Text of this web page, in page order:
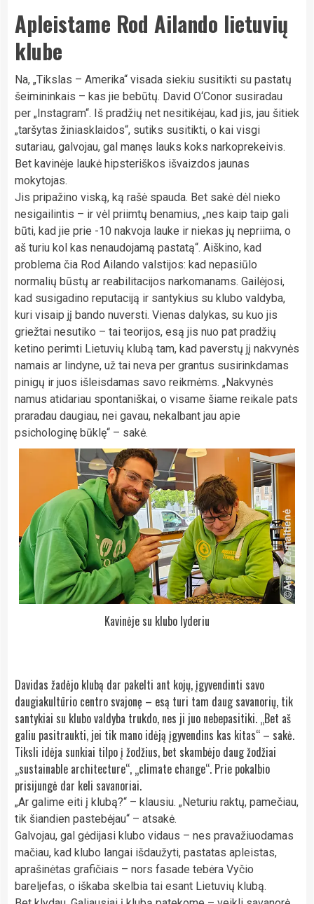
Apleistame Rod Ailando lietuvių
klube
Na, „Tikslas – Amerika“ visada siekiu susitikti su pastatų
šeimininkais – kas jie bebūtų. David O‘Conor susiradau
per „Instagram“. Iš pradžių net nesitikėjau, kad jis, jau šitiek
„taršytas žiniasklaidos“, sutiks susitikti, o kai visgi
sutariau, galvojau, gal manęs lauks koks narkoprekeivis.
Bet kavinėje laukė hipsteriškos išvaizdos jaunas
mokytojas.
Jis pripažino viską, ką rašė spauda. Bet sakė dėl nieko
nesigailintis – ir vėl priimtų benamius, „nes kaip taip gali
būti, kad jie prie -10 nakvoja lauke ir niekas jų nepriima, o
aš turiu kol kas nenaudojamą pastatą“. Aiškino, kad
problema čia Rod Ailando valstijos: kad nepasiūlo
normalių būstų ar reabilitacijos narkomanams. Gailėjosi,
kad susigadino reputaciją ir santykius su klubo valdyba,
kuri visaip jį bando nuversti. Vienas dalykas, su kuo jis
griežtai nesutiko – tai teorijos, esą jis nuo pat pradžių
ketino perimti Lietuvių klubą tam, kad paverstų jį nakvynės
namais ar lindyne, už tai neva per grantus susirinkdamas
pinigų ir juos išleisdamas savo reikmėms. „Nakvynės
namus atidariau spontaniškai, o visame šiame reikale pats
praradau daugiau, nei gavau, nekalbant jau apie
psichologinę būklę“ – sakė.
Kavinėje su klubo lyderiu
Davidas žadėjo klubą dar pakelti ant kojų, įgyvendinti savo
daugiakultūrio centro svajonę – esą turi tam daug savanorių, tik
santykiai su klubo valdyba trukdo, nes ji juo nebepasitiki. „Bet aš
galiu pasitraukti, jei tik mano idėją įgyvendins kas kitas“ – sakė.
Tiksli idėja sunkiai tilpo į žodžius, bet skambėjo daug žodžiai
„sustainable architecture“, „climate change“. Prie pokalbio
prisijungė dar keli savanoriai.
„Ar galime eiti į klubą?“ – klausiu. „Neturiu raktų, pamečiau,
tik šiandien pastebėjau“ – atsakė.
Galvojau, gal gėdijasi klubo vidaus – nes pravažiuodamas
mačiau, kad klubo langai išdaužyti, pastatas apleistas,
aprašinėtas grafičiais – nors fasade tebėra Vyčio
bareljefas, o iškaba skelbia tai esant Lietuvių klubą.